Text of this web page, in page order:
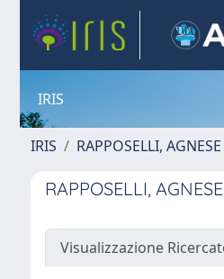
IRIS
IRIS RAPPOSELLI, AGNESE
RAPPOSELLI, AGNESE
Visualizzazione